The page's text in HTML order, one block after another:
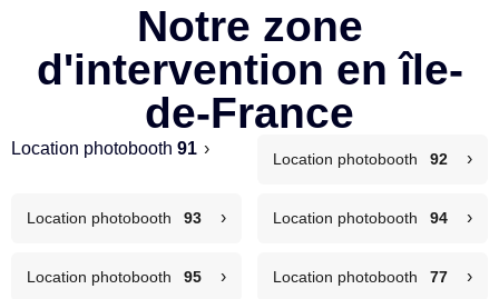
Notre zone
d'intervention en île-
de-France
Location photobooth 91 ›
Location photobooth 92 ›
Location photobooth 93 › Location photobooth 94 ›
Location photobooth 95 › Location photobooth 77 ›